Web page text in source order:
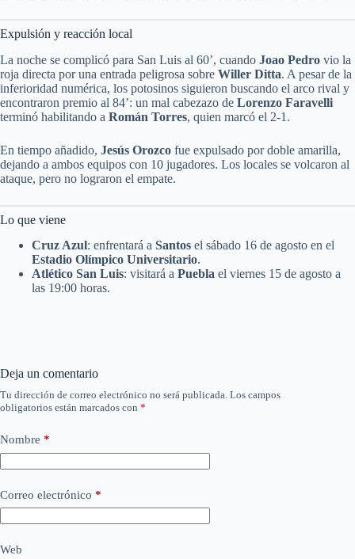
Expulsión y reacción local
La noche se complicó para San Luis al 60’, cuando Joao Pedro vio la
roja directa por una entrada peligrosa sobre Willer Ditta. A pesar de la
inferioridad numérica, los potosinos siguieron buscando el arco rival y
encontraron premio al 84’: un mal cabezazo de Lorenzo Faravelli
terminó habilitando a Román Torres, quien marcó el 2-1.
En tiempo añadido, Jesús Orozco fue expulsado por doble amarilla,
dejando a ambos equipos con 10 jugadores. Los locales se volcaron al
ataque, pero no lograron el empate.
Lo que viene
Cruz Azul: enfrentará a Santos el sábado 16 de agosto en el
Estadio Olímpico Universitario.
Atlético San Luis: visitará a Puebla el viernes 15 de agosto a
las 19:00 horas.
Deja un comentario
Tu dirección de correo electrónico no será publicada. Los campos
obligatorios están marcados con *
Nombre *
Correo electrónico *
Web